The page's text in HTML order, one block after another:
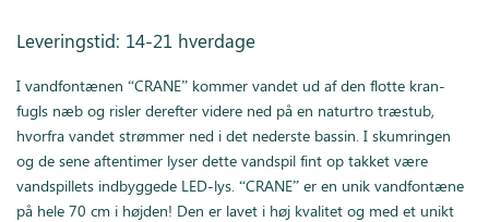
2.950,00 kr..2.450,00 kr..
Leveringstid: 14-21 hverdage
I vandfontænen “CRANE” kommer vandet ud af den flotte kran-
fugls næb og risler derefter videre ned på en naturtro træstub,
hvorfra vandet strømmer ned i det nederste bassin. I skumringen
og de sene aftentimer lyser dette vandspil fint op takket være
vandspillets indbyggede LED-lys. “CRANE” er en unik vandfontæne
på hele 70 cm i højden! Den er lavet i høj kvalitet og med et unikt